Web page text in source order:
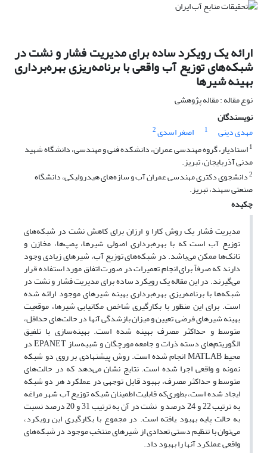
ارائه یک رویکرد ساده برای مدیریت فشار و نشت در
شبکه‌های توزیع آب واقعی با برنامه‌ریزی بهره‌برداری
بهینه شیرها
نوع مقاله : مقاله پژوهشی
نویسندگان
مهدی دینی
1 اصغر اسدی2
1استادیار، گروه مهندسی عمران، دانشکده فنی و مهندسی، دانشگاه شهید
مدنی آذربایجان، تبریز.
2دانشجوی دکتری مهندسی عمران آب و سازه‌های هیدرولیکی، دانشگاه
صنعتی سهند، تبریز.
چکیده
مدیریت فشار یک روش کارا و ارزان برای کاهش نشت در شبکه‌های
توزیع آب است که با بهره‌برداری اصولی شیرها، پمپ‌ها، مخازن و
تانک‌ها ممکن می‌باشد. در شبکه‌های توزیع آب، شیرهای زیادی وجود
دارند که صرفاً برای انجام تعمیرات در صورت اتفاق مورد استفاده قرار
می‌گیرند. در این مقاله یک رویکرد ساده برای مدیریت فشار و نشت در
شبکه‌ها با برنامه‌ریزی بهره‌برداری بهینه شیرهای موجود ارائه شده
است. برای این منظور با بکارگیری شاخص‌ مکانیابی شیرها، موقعیت
بهینه شیرهای فرضی تعیین و میزان بازشدگی آنها در حالت‌های حداقل،
متوسط و حداکثر مصرف بهینه شده است. بهینه‌سازی با تلفیق
الگوریتم‌های دسته ذرات و جامعه مورچگان و شبیه‌ساز EPANET در
محیط MATLAB انجام شده است. روش پیشنهادی بر روی دو شبکه
نمونه و واقعی اجرا شده است. نتایج نشان می‌دهد که در حالت‌های
متوسط و حداکثر مصرف، بهبود قابل توجهی در عملکرد هر دو شبکه
ایجاد شده است، بطوری‌که قابلیت اطمینان شبکه توزیع آب شهر مراغه
به ترتیب 22 و 24 درصد و نشت در آن به ترتیب 31 و 20 درصد نسبت
به حالت پایه بهبود یافته است. در مجموع با بکارگیری این رویکرد،
می‌توان با تنظیم دستی تعدادی از شیرهای منتخب موجود در شبکه‌های
واقعی عملکرد آنها را بهبود داد.